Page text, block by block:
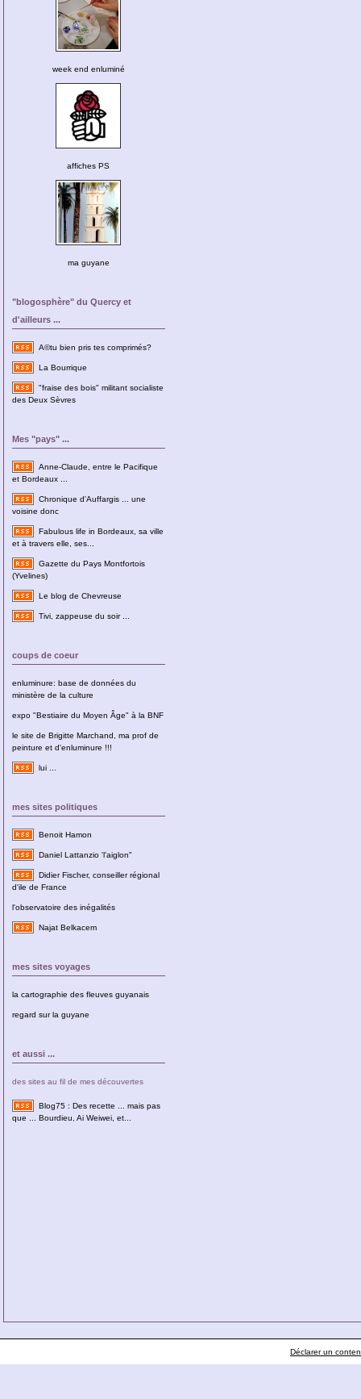
week end enluminé
affiches PS
ma guyane
"blogosphère" du Quercy et
d'ailleurs ...
A©tu bien pris tes comprimés?
La Bourrique
"fraise des bois" militant socialiste
des Deux Sèvres
Mes "pays" ...
Anne-Claude, entre le Pacifique
et Bordeaux ...
Chronique d'Auffargis ... une
voisine donc
Fabulous life in Bordeaux, sa ville
et à travers elle, ses...
Gazette du Pays Montfortois
(Yvelines)
Le blog de Chevreuse
Tivi, zappeuse du soir ...
coups de coeur
enluminure: base de données du
ministère de la culture
expo "Bestiaire du Moyen Âge" à la BNF
le site de Brigitte Marchand, ma prof de
peinture et d'enluminure !!!
lui ...
mes sites politiques
Benoit Hamon
Daniel Lattanzio 'l'aiglon"
Didier Fischer, conseiller régional
d'ile de France
l'observatoire des inégalités
Najat Belkacem
mes sites voyages
la cartographie des fleuves guyanais
regard sur la guyane
et aussi ...
des sites au fil de mes découvertes
Blog75 : Des recette ... mais pas
que ... Bourdieu, Ai Weiwei, et...
Déclarer un